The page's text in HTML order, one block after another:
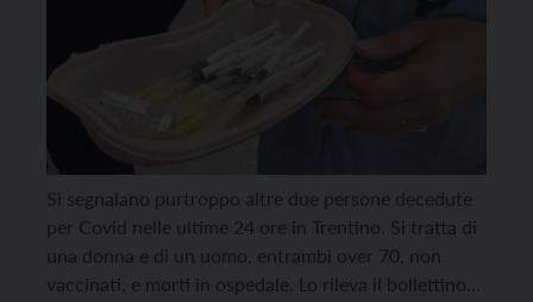
Si segnalano purtroppo altre due persone decedute
per Covid nelle ultime 24 ore in Trentino. Si tratta di
una donna e di un uomo, entrambi over 70, non
vaccinati, e morti in ospedale. Lo rileva il bollettino